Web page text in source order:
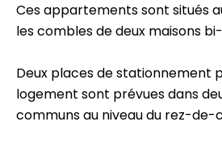
Ces appartements sont situés
les combles de deux maisons
Deux places de stationnement
logement sont prévues dans
communs au niveau du rez-de-